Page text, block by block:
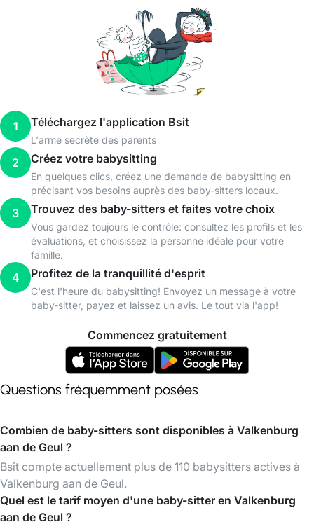
1 Téléchargez l'application Bsit
L'arme secrète des parents
2 Créez votre babysitting
En quelques clics, créez une demande de babysitting en
précisant vos besoins auprès des baby-sitters locaux.
3 Trouvez des baby-sitters et faites votre choix
Vous gardez toujours le contrôle: consultez les profils et les
évaluations, et choisissez la personne idéale pour votre
famille.
4 Profitez de la tranquillité d'esprit
C'est l'heure du babysitting! Envoyez un message à votre
baby-sitter, payez et laissez un avis. Le tout via l'app!
Commencez gratuitement
Questions fréquemment posées
Combien de baby-sitters sont disponibles à Valkenburg
aan de Geul ?
Bsit compte actuellement plus de 110 babysitters actives à
Valkenburg aan de Geul.
Quel est le tarif moyen d'une baby-sitter en Valkenburg
aan de Geul ?